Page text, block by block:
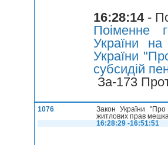
16:28:14-
Поіменне
України
України
субсидій
За-173
1076
Закон України "Про
житлових прав
16:28:29 -16:51:51